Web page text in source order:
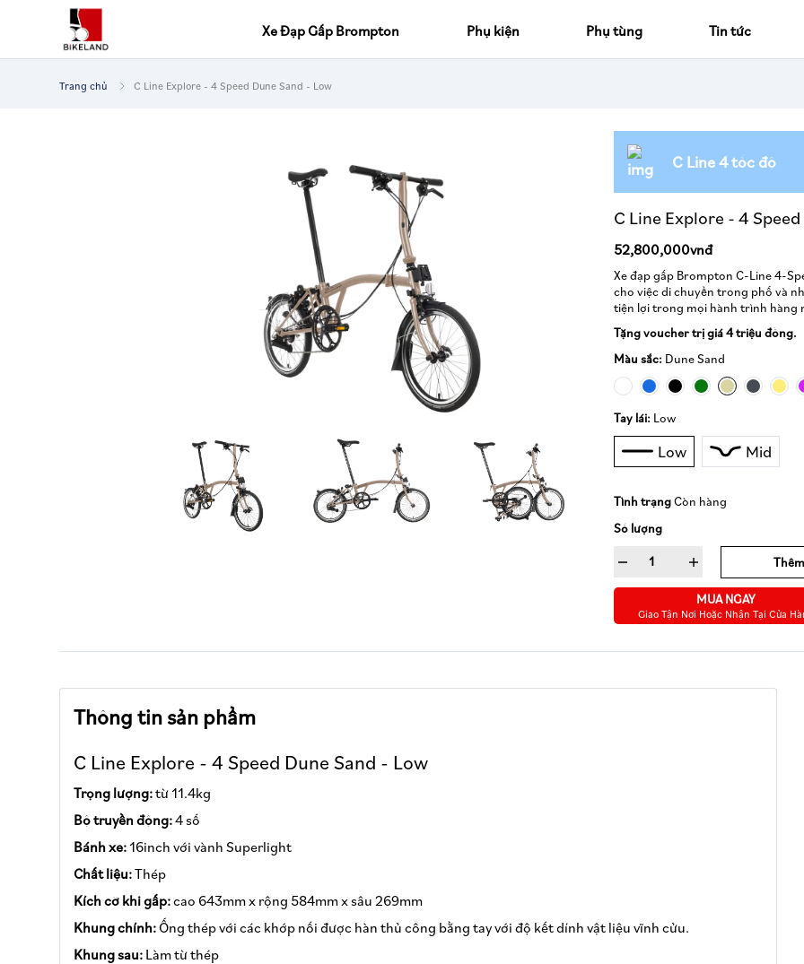
Xe Đạp Gấp Brompton Phụ kiện Phụ tùng Tin tức
Trang chủ C Line Explore - 4 Speed Dune Sand - Low
C Line 4 tốc độ
C Line Explore - 4
52,800,000vnđ
Xe đạp gấp Brompton C-Line 4-
cho việc di chuyển trong phố và
tiện lợi trong mọi hành trình hàng
Tặng voucher trị giá 4 triệu đồng.
Màu sắc: Dune Sand
Tay lái: Low
Low Mid
Tình trạngCòn hàng
Số lượng
MUA NGAY
Giao Tận Nơi Hoặc Nhận Tại Cửa
Thông tin sản phẩm
C Line Explore - 4 Speed Dune Sand - Low
Trọng lượng:từ 11.4kg
Bộ truyền động:4 số
Bánh xe:16inch với vành Superlight
Chất liệu:Thép
Kích cỡ khi gấp:cao 643mm x rộng 584mm x sâu 269mm
Khung chính:Ống thép với các khớp nối được hàn thủ công bằng tay với độ kết dính vật liệu vĩnh cửu.
Khung sau: Làm từ thép